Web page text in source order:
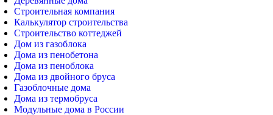
Строительная компания
Калькулятор строительства
Строительство коттеджей
Дом из газоблока
Дома из пенобетона
Дома из пеноблока
Дома из двойного бруса
Газоблочные дома
Дома из термобруса
Модульные дома в России